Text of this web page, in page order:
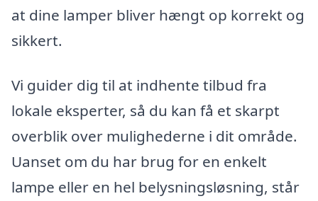
at dine lamper bliver hængt op korrekt og
sikkert.
Vi guider dig til at indhente tilbud fra
lokale eksperter, så du kan få et skarpt
overblik over mulighederne i dit område.
Uanset om du har brug for en enkelt
lampe eller en hel belysningsløsning, står